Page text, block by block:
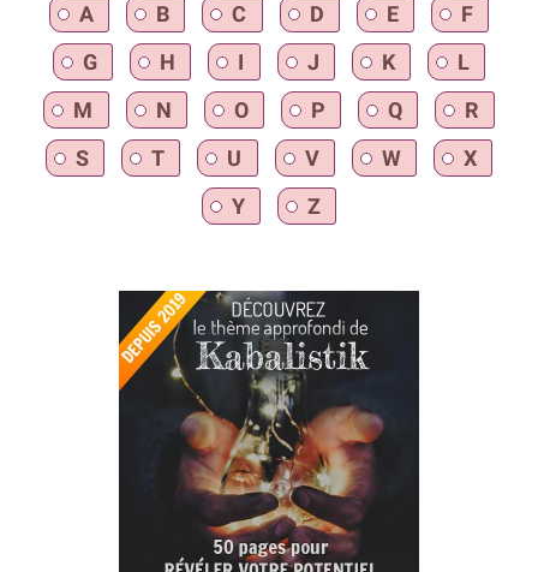
A B C D E
F
G
H I J K
L
M
N O P Q
R
S
T U V W
X
Y
Z